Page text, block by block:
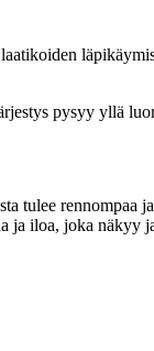
pysyy yllä
rennompaa
ja iloa, joka näkyy